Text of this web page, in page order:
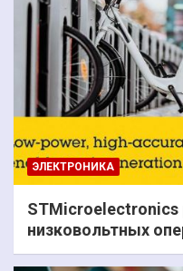
ЭЛЕКТРОНИКА
STMicroelectronics
низковольтных